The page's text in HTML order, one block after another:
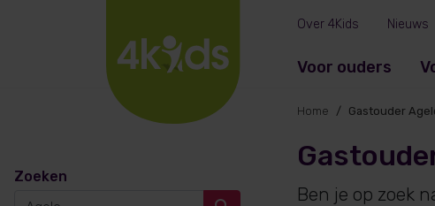
Voor ouders
Over 4Kids Nieuws
Zoeken
Home Gastouder
Ben je op zoek